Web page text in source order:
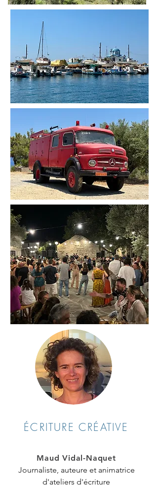
ÉCRITURE CRÉATIVE
Maud Vidal-Naquet
Journaliste, auteure et animatrice
d'ateliers d'écriture